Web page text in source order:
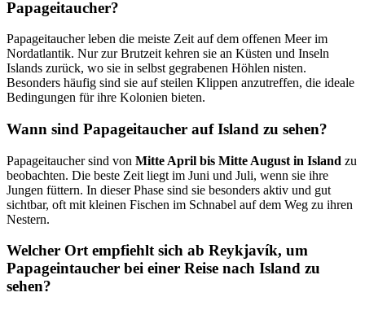
Papageitaucher?
Papageitaucher leben die meiste Zeit auf dem offenen Meer im
Nordatlantik. Nur zur Brutzeit kehren sie an Küsten und Inseln
Islands zurück, wo sie in selbst gegrabenen Höhlen nisten.
Besonders häufig sind sie auf steilen Klippen anzutreffen, die ideale
Bedingungen für ihre Kolonien bieten.
Wann sind Papageitaucher auf Island zu sehen?
Papageitaucher sind von Mitte April bis Mitte August in Island zu
beobachten. Die beste Zeit liegt im Juni und Juli, wenn sie ihre
Jungen füttern. In dieser Phase sind sie besonders aktiv und gut
sichtbar, oft mit kleinen Fischen im Schnabel auf dem Weg zu ihren
Nestern.
Welcher Ort empfiehlt sich ab Reykjavík, um
Papageintaucher bei einer Reise nach Island zu
sehen?